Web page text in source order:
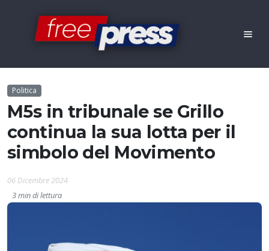
Politica
M5s in tribunale se Grillo
continua la sua lotta per il
simbolo del Movimento
06 Dicembre 2024
3 min di lettura